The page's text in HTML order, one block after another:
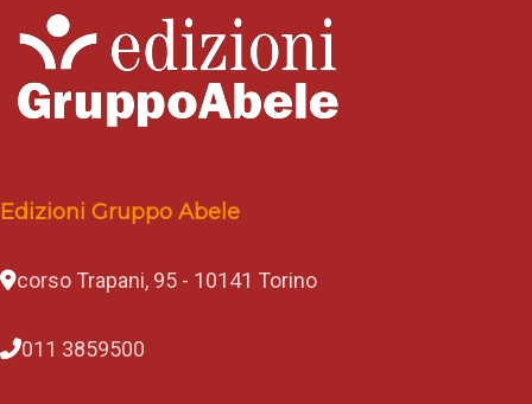
Edizioni Gruppo Abele
corso Trapani, 95 - 10141 Torino
011 3859500